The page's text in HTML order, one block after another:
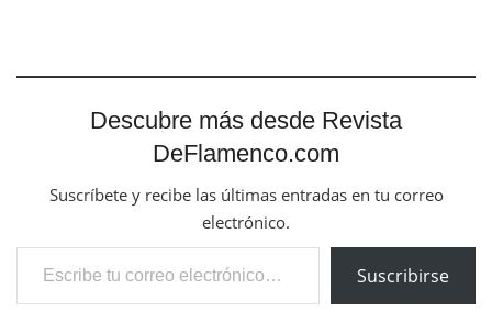
Descubre más desde Revista
DeFlamenco.com
Suscríbete y recibe las últimas entradas en tu correo
electrónico.
Escribe tu correo electrónico…
Suscribirse